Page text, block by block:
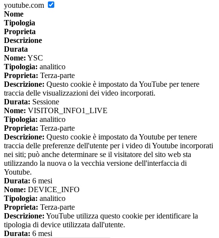
youtube.com
Nome
Tipologia
Proprieta
Descrizione
Durata
Nome: YSC
Tipologia: analitico
Proprieta: Terza-parte
Descrizione: Questo cookie è impostato da YouTube per tenere
traccia delle visualizzazioni dei video incorporati.
Durata: Sessione
Nome: VISITOR_INFO1_LIVE
Tipologia: analitico
Proprieta: Terza-parte
Descrizione: Questo cookie è impostato da Youtube per tenere
traccia delle preferenze dell'utente per i video di Youtube incorporati
nei siti; può anche determinare se il visitatore del sito web sta
utilizzando la nuova o la vecchia versione dell'interfaccia di
Youtube.
Durata: 6 mesi
Nome: DEVICE_INFO
Tipologia: analitico
Proprieta: Terza-parte
Descrizione: YouTube utilizza questo cookie per identificare la
tipologia di device utilizzata dall'utente.
Durata: 6 mesi